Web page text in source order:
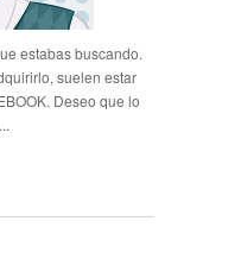
estabas buscando.
suelen estar
Deseo que lo